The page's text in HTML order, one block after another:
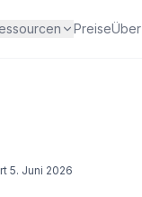
Preise
5. Juni 2026